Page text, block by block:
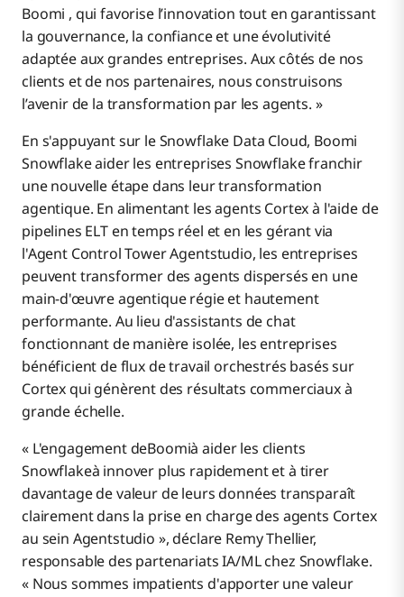
Boomi , qui favorise l’innovation tout en garantissant
la gouvernance, la confiance et une évolutivité
adaptée aux grandes entreprises. Aux côtés de nos
clients et de nos partenaires, nous construisons
l’avenir de la transformation par les agents. »
En s'appuyant sur le Snowflake Data Cloud, Boomi
Snowflake aider les entreprises Snowflake franchir
une nouvelle étape dans leur transformation
agentique. En alimentant les agents Cortex à l'aide de
pipelines ELT en temps réel et en les gérant via
l'Agent Control Tower Agentstudio, les entreprises
peuvent transformer des agents dispersés en une
main-d'œuvre agentique régie et hautement
performante. Au lieu d'assistants de chat
fonctionnant de manière isolée, les entreprises
bénéficient de flux de travail orchestrés basés sur
Cortex qui génèrent des résultats commerciaux à
grande échelle.
« L'engagement deBoomià aider les clients
Snowflakeà innover plus rapidement et à tirer
davantage de valeur de leurs données transparaît
clairement dans la prise en charge des agents Cortex
au sein Agentstudio », déclare Remy Thellier,
responsable des partenariats IA/ML chez Snowflake.
« Nous sommes impatients d'apporter une valeur